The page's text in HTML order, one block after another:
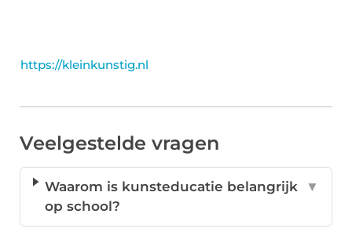
https://kleinkunstig.nl
Veelgestelde vragen
Waarom is kunsteducatie belangrijk
op school?
▼